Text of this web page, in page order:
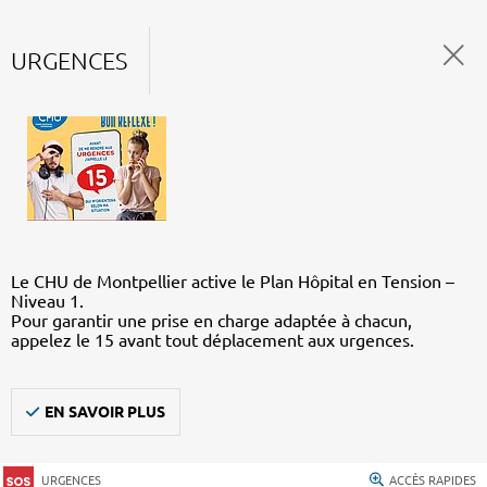
URGENCES
Le CHU de Montpellier active le Plan Hôpital en Tension –
Niveau 1.
Pour garantir une prise en charge adaptée à chacun,
appelez le 15 avant tout déplacement aux urgences.
EN SAVOIR PLUS
URGENCES ACCÈS RAPIDES